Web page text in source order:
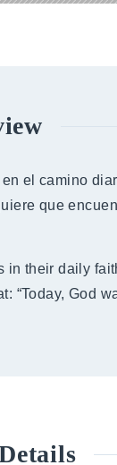
el camino
que
their daily
“Today, God